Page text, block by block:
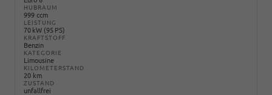
HUBRAUM
999 ccm
LEISTUNG
70 kW (95 PS)
KRAFTSTOFF
Benzin
KATEGORIE
Limousine
KILOMETERSTAND
20 km
ZUSTAND
unfallfrei